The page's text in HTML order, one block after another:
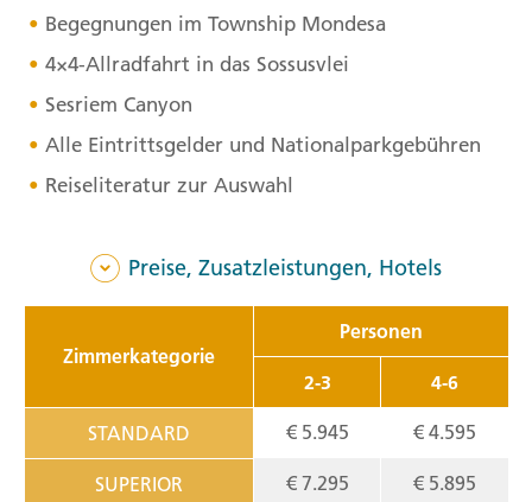
Begegnungen im Township Mondesa
4×4-Allradfahrt in das Sossusvlei
Sesriem Canyon
Alle Eintrittsgelder und Nationalparkgebühren
Reiseliteratur zur Auswahl
Preise, Zusatzleistungen, Hotels
Zimmerkategorie
Personen
2-3 4-6
STANDARD € 5.945 € 4.595
SUPERIOR € 7.295 € 5.895